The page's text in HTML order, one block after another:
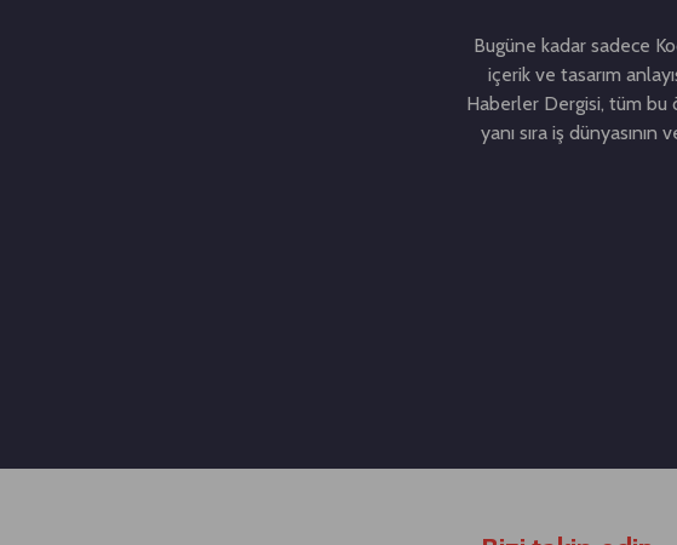
Bugüne kadar sadece
içerik ve tasarım
Haberler Dergisi, tüm bu
yanı sıra iş